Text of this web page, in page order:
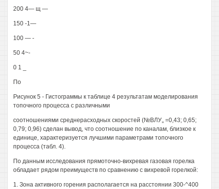
200 4— щ —
150 -1—
100 — -
50 4~-
0 1 _
По
Рисунок 5 - Гистограммы к таблице 4 результатам моделирования
топочного процесса с различными
соотношениями среднерасходных скоростей (№ВЛУ„ =0,43; 0,65;
0,79; 0,96) сделан вывод, что соотношение по каналам, близкое к
единице, характеризуется лучшими параметрами топочного
процесса (табл. 4).
По данным исследования прямоточно-вихревая газовая горелка
обладает рядом преимуществ по сравнению с вихревой горелкой:
1. Зона активного горения располагается на расстоянии 300-^400